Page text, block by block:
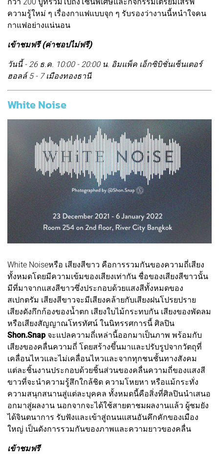
ความรู้ใหม่ ๆ เรื่องกาแฟแบบจุก ๆ รับรองว่างานนี้หนำใจคน
กาแฟอย่างแน่นอน
เข้าชมฟรี (ค่าชอปไม่ฟรี)
วันนี้ - 26 ธ.ค. 10:00 - 20:00 น. อิมแพ็ค เอ็กซิบิชั่นเซ็นเตอร์
ฮอลล์ 5 - 7 เมืองทองธานี
White Noise
White Noiseหรือ เสียงสีขาว คือการรวมกันของความถี่เสียง
ทั้งหมดโดยมีความเข้มของเสียงเท่ากัน ชื่อของเสียงสีขาวนั้น
มีที่มาจากแสงสีขาวซึ่งประกอบด้วยแสงสีทั้งหมดของ
สเปกตรัม เสียงสีขาวจะมีเสียงคล้ายกับเสียงฝนโปรยปราย
เสียงดังกึกก้องของน้ำตก เสียงใบไม้กระทบกัน เสียงของพัดลม
หรือเสียงสัญญาณโทรทัศน์ ในนิทรรศการนี้ ศิลปิน
Shon.Snap จะแปลความถี่เหล่านี้ออกมาเป็นภาพ พร้อมกับ
เสียงของคลื่นความถี่ โดยสร้างขึ้นมาและปรับรูปจากวัตถุที่
เคลื่อนไหวและไม่เคลื่อนไหวและจากทุกชนชั้นทางสังคม
แต่ละชิ้นงานประกอบด้วยชิ้นส่วนของคลื่นความถี่ของแสงสี
ขาวที่จะนำความรู้สึกใกล้ชิด ความโหยหา หรือแม้กระทั่ง
ความสนุกสนานสู่แต่ละบุคคล ทั้งหมดนี้คือสิ่งที่ศิลปินนำเสนอ
อกมาสู่ผลงาน นอกจากจะได้ใช้สายตาชมผลงานแล้ว ผู้ชมยัง
ได้จินตนาการ รับฟังและเข้าสู่ถนนแสนอันคึกคักของเมือง
ใหญ่ เป็นดังการรวมกันของภาพและความยาวของคลื่น
เข้าชมฟรี